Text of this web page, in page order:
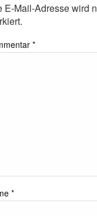
E-Mail-Adresse wird
*
*